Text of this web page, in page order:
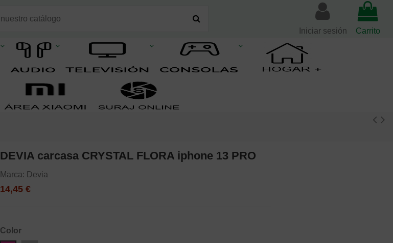
Iniciar sesión Carrito
DEVIA carcasa CRYSTAL FLORA iphone 13 PRO
Marca: Devia
14,45 €
Color